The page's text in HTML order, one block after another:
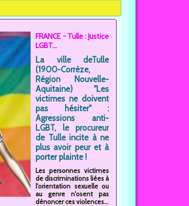
FRANCE - Tulle : Justice
LGBT...
La ville deTulle
(1900-Corrèze,
Région Nouvelle-
Aquitaine) "Les
victimes ne doivent
pas hésiter" :
Agressions anti-
LGBT, le procureur
de Tulle incite à ne
plus avoir peur et à
porter plainte !
Les personnes victimes
de discriminations liées à
l'orientation sexuelle ou
au genre n'osent pas
dénoncer ces violences...